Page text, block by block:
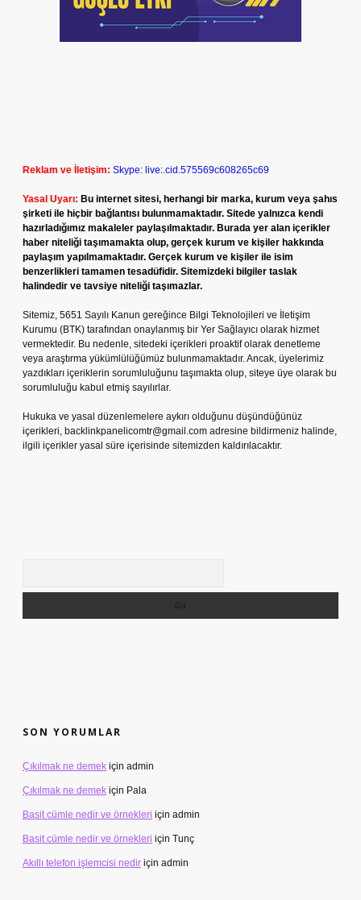
Reklam ve İletişim: Skype: live:.cid.575569c608265c69
Yasal Uyarı: Bu internet sitesi, herhangi bir marka, kurum veya şahıs
şirketi ile hiçbir bağlantısı bulunmamaktadır. Sitede yalnızca kendi
hazırladığımız makaleler paylaşılmaktadır. Burada yer alan içerikler
haber niteliği taşımamakta olup, gerçek kurum ve kişiler hakkında
paylaşım yapılmamaktadır. Gerçek kurum ve kişiler ile isim
benzerlikleri tamamen tesadüfidir. Sitemizdeki bilgiler taslak
halindedir ve tavsiye niteliği taşımazlar.
Sitemiz, 5651 Sayılı Kanun gereğince Bilgi Teknolojileri ve İletişim
Kurumu (BTK) tarafından onaylanmış bir Yer Sağlayıcı olarak hizmet
vermektedir. Bu nedenle, sitedeki içerikleri proaktif olarak denetleme
veya araştırma yükümlülüğümüz bulunmamaktadır. Ancak, üyelerimiz
yazdıkları içeriklerin sorumluluğunu taşımakta olup, siteye üye olarak bu
sorumluluğu kabul etmiş sayılırlar.
Hukuka ve yasal düzenlemelere aykırı olduğunu düşündüğünüz
içerikleri, backlinkpanelicomtr@gmail.com adresine bildirmeniz halinde,
ilgili içerikler yasal süre içerisinde sitemizden kaldırılacaktır.
SON YORUMLAR
Çıkılmak ne demek için admin
Çıkılmak ne demek için Pala
Basit cümle nedir ve örnekleri için admin
Basit cümle nedir ve örnekleri için Tunç
Akıllı telefon işlemcisi nedir için admin